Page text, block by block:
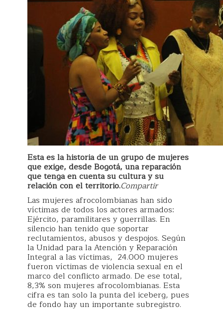
Esta es la historia de un grupo de mujeres
que exige, desde Bogotá, una reparación
que tenga en cuenta su cultura y su
relación con el territorio.Compartir
Las mujeres afrocolombianas han sido
víctimas de todos los actores armados:
Ejército, paramilitares y guerrillas. En
silencio han tenido que soportar
reclutamientos, abusos y despojos. Según
la Unidad para la Atención y Reparación
Integral a las víctimas, 24.000 mujeres
fueron víctimas de violencia sexual en el
marco del conflicto armado. De ese total,
8,3% son mujeres afrocolombianas. Esta
cifra es tan solo la punta del iceberg, pues
de fondo hay un importante subregistro.